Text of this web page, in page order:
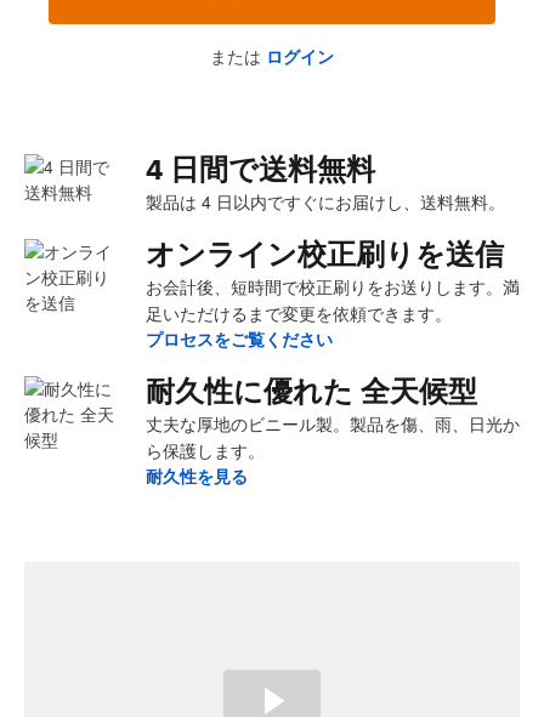
または ログイン
4 日間で送料無料
製品は 4 日以内ですぐにお届けし、送料無料。
オンライン校正刷りを送信
お会計後、短時間で校正刷りをお送りします。満
足いただけるまで変更を依頼できます。
プロセスをご覧ください
耐久性に優れた 全天候型
丈夫な厚地のビニール製。製品を傷、雨、日光か
ら保護します。
耐久性を見る